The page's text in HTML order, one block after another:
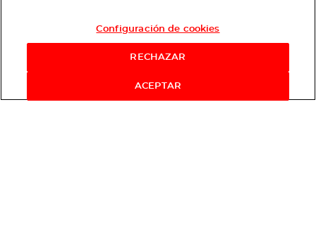
Configuración de cookies
RECHAZAR
ACEPTAR